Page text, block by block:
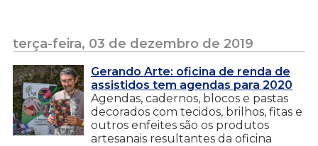
terça-feira, 03 de dezembro de 2019
Gerando Arte: oficina de renda de
assistidos tem agendas para 2020
Agendas, cadernos, blocos e pastas
decorados com tecidos, brilhos, fitas e
outros enfeites são os produtos
artesanais resultantes da oficina